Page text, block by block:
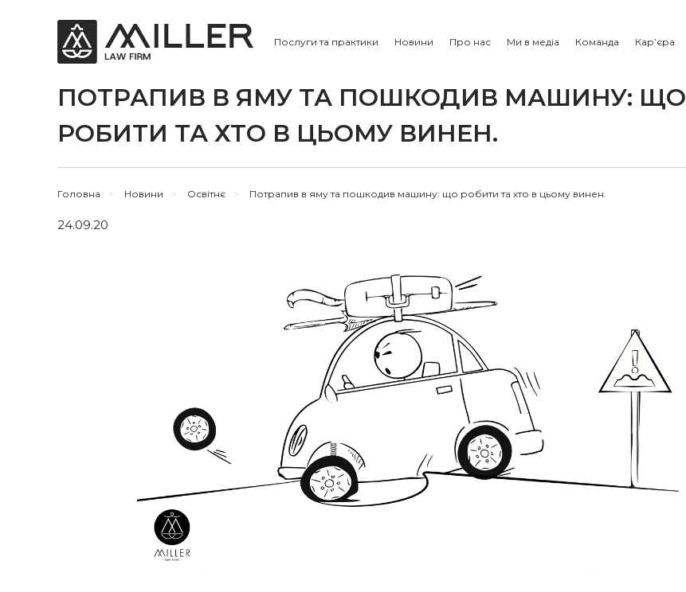
Послуги та практики Новини Про нас Ми в медіа Команда Кар’єра
ПОТРАПИВ В ЯМУ ТА ПОШКОДИВ МАШИНУ: ЩО
РОБИТИ ТА ХТО В ЦЬОМУ ВИНЕН.
Головна > Новини > Освітнє > Потрапив в яму та пошкодив машину: що робити та хто в цьому винен.
24.09.20